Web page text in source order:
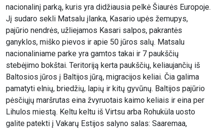
nacionalinį parką, kuris yra didžiausia pelkė Šiaurės Europoje.
Jį sudaro sekli Matsalu įlanka, Kasario upės žemupys,
pajūrio nendrės, užliejamos Kasari salpos, pakrantės
ganyklos, miško pievos ir apie 50 jūros salų. Matsalu
nacionaliniame parke yra gamtos takai ir 7 paukščių
stebėjimo bokštai. Teritoriją kerta paukščių, keliaujančių iš
Baltosios jūros į Baltijos jūrą, migracijos keliai. Čia galima
pamatyti elnių, briedžių, lapių ir kitų gyvūnų. Baltijos pajūrio
pėsčiųjų maršrutas eina žvyruotais kaimo keliais ir eina per
Lihulos miestą. Keltu keltu iš Virtsu arba Rohuküla uosto
galite patekti į Vakarų Estijos salyno salas: Saaremaa,